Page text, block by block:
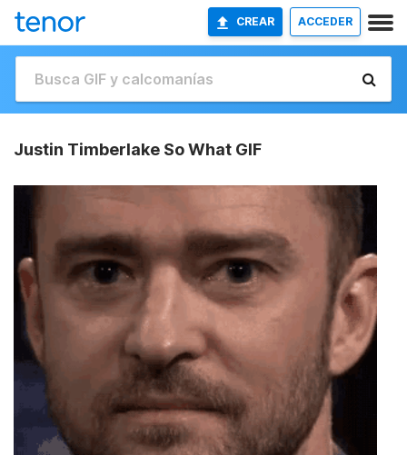
CREAR ACCEDER
Justin Timberlake So What GIF